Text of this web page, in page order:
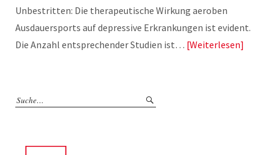
Unbestritten: Die therapeutische Wirkung aeroben
Ausdauersports auf depressive Erkrankungen ist evident.
Die Anzahl entsprechender Studien ist… Weiterlesen